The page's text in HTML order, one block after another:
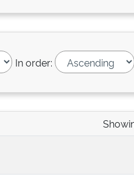
In order: